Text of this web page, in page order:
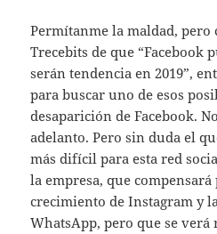
Permítanme la maldad,
Trecebits de que “Facebook
serán tendencia en 2019”,
para buscar uno de esos
desaparición de Facebook.
adelanto. Pero sin duda el
más difícil para esta red
la empresa, que
crecimiento de Instagram y
WhatsApp, pero que se